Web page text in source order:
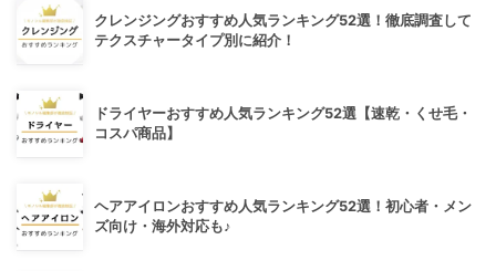
クレンジングおすすめ人気ランキング52選！徹底調査して
テクスチャータイプ別に紹介！
ドライヤーおすすめ人気ランキング52選【速乾・くせ毛・
コスパ商品】
ヘアアイロンおすすめ人気ランキング52選！初心者・メン
ズ向け・海外対応も♪